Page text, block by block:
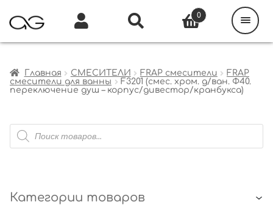
Главная СМЕСИТЕЛИ FRAP смесители
FRAP
смесители для ванны
F3201 (смес. хром. д/ван. Ф40.
переключение душ – корпус/дивестор/кранбукса)
Поиск
товаров
Категории товаров
0